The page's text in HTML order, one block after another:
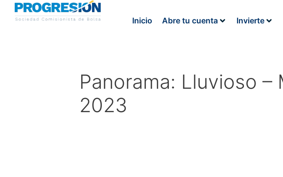
Inicio Abre tu cuenta Invierte
Panorama: Lluvioso –
2023